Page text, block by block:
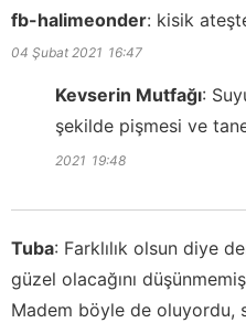
fb-halimeonder: kisik
04 Şubat 2021 16:47
Kevserin Mutfağı:
şekilde pişmesi ve
2021 19:48
Tuba: Farklılık olsun diye
güzel olacağını
Madem böyle de oluyordu,